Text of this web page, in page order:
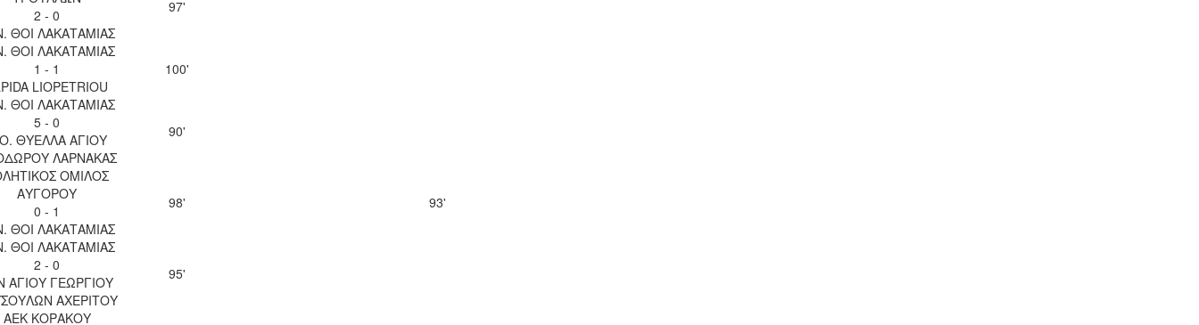
2 - 0
ΘΟΙ ΛΑΚΑΤΑΜΙΑΣ
97'
ΘΟΙ ΛΑΚΑΤΑΜΙΑΣ
1 - 1
LIOPETRIOU
100'
ΘΟΙ ΛΑΚΑΤΑΜΙΑΣ
5 - 0
ΘΥΕΛΛΑ ΑΓΙΟΥ
ΛΑΡΝΑΚΑΣ
90'
ΟΜΙΛΟΣ
ΑΥΓΟΡΟΥ
0 - 1
ΘΟΙ ΛΑΚΑΤΑΜΙΑΣ
98' 93'
ΘΟΙ ΛΑΚΑΤΑΜΙΑΣ
2 - 0
ΑΓΙΟΥ ΓΕΩΡΓΙΟΥ
ΑΧΕΡΙΤΟΥ
95'
ΑΕΚ ΚΟΡΑΚΟΥ